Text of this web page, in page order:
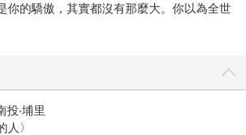
你的驕傲，其實都沒有那麼大。你以為全世
投‧埔里
人〉